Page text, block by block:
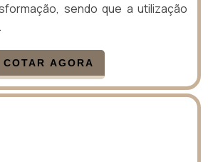
sendo que a utilização
COTAR AGORA